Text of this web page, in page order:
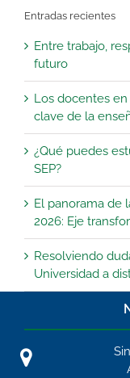
Entradas recientes
Entre trabajo,
futuro
Los docentes
clave de la
¿Qué puedes
SEP?
El panorama de
2026: Eje
Resolviendo
Universidad a